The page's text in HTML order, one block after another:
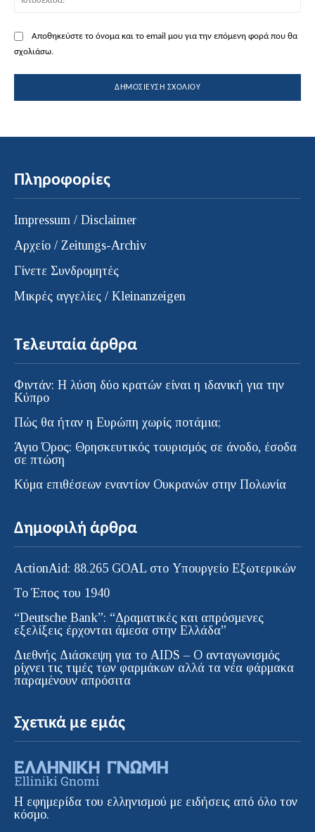
Αποθηκεύστε το όνομα και το email μου για την επόμενη φορά που θα
σχολιάσω.
Πληροφορίες
Impressum / Disclaimer
Αρχείο / Zeitungs-Archiv
Γίνετε Συνδρομητές
Μικρές αγγελίες / Kleinanzeigen
Τελευταία άρθρα
Φιντάν: Η λύση δύο κρατών είναι η ιδανική για την
Κύπρο
Πώς θα ήταν η Ευρώπη χωρίς ποτάμια;
Άγιο Όρος: Θρησκευτικός τουρισμός σε άνοδο, έσοδα
σε πτώση
Κύμα επιθέσεων εναντίον Ουκρανών στην Πολωνία
Δημοφιλή άρθρα
ActionAid: 88.265 GOAL στο Υπουργείο Εξωτερικών
Το Έπος του 1940
“Deutsche Bank”: “Δραματικές και απρόσμενες
εξελίξεις έρχονται άμεσα στην Ελλάδα”
Διεθνής Διάσκεψη για το AIDS – Ο ανταγωνισμός
ρίχνει τις τιμές των φαρμάκων αλλά τα νέα φάρμακα
παραμένουν απρόσιτα
Σχετικά με εμάς
Η εφημερίδα του ελληνισμού με ειδήσεις από όλο τον
κόσμο.